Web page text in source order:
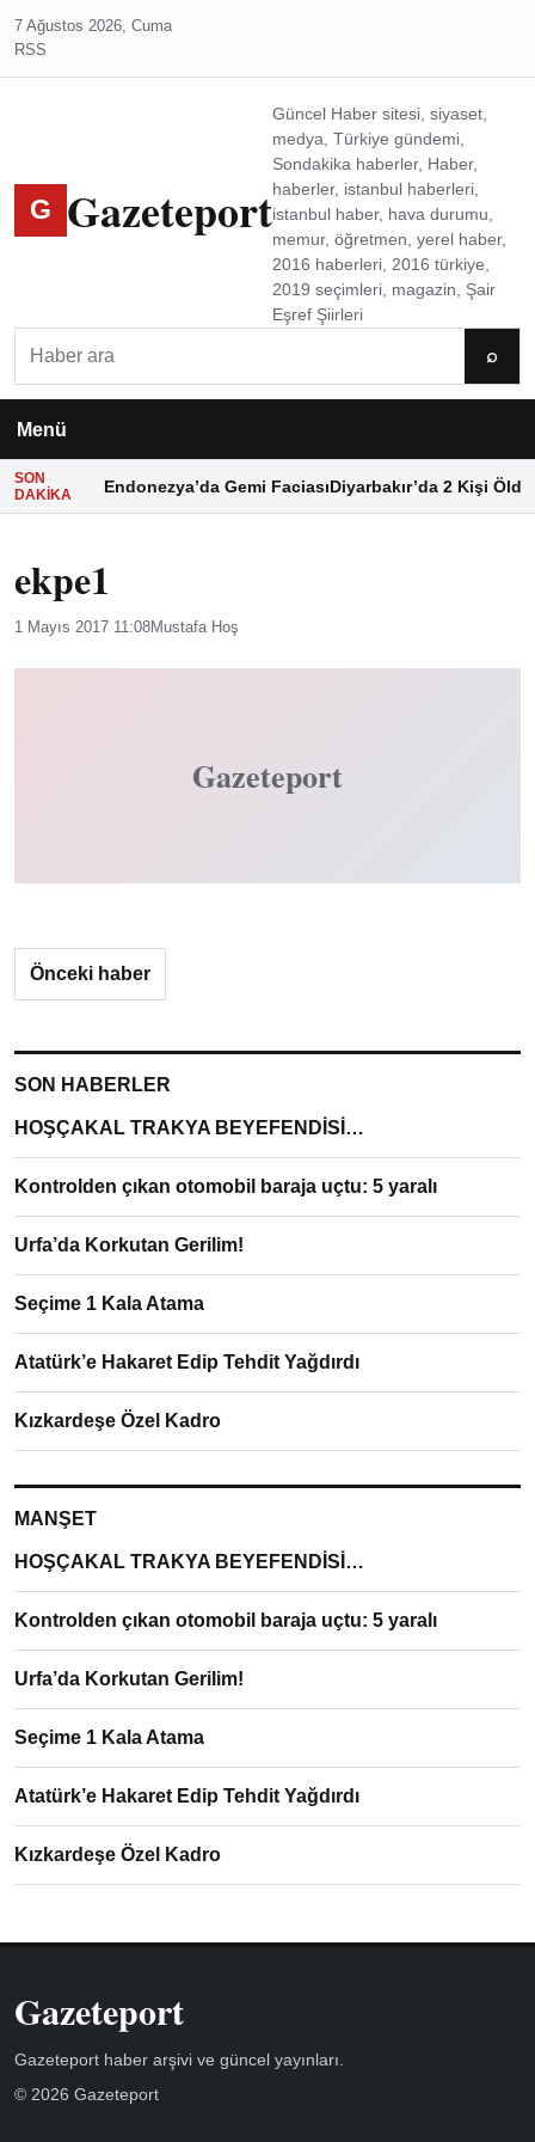
7 Ağustos 2026, Cuma
RSS
G Gazeteport
Güncel Haber sitesi, siyaset,
medya, Türkiye gündemi,
Sondakika haberler, Haber,
haberler, istanbul haberleri,
istanbul haber, hava durumu,
memur, öğretmen, yerel haber,
2016 haberleri, 2016 türkiye,
2019 seçimleri, magazin, Şair
Eşref Şiirleri
⌕
Menü
SON
DAKIKA
Endonezya’da Gemi FaciasıDiyarbakır’da 2 Kişi Öldü
ekpe1
1 Mayıs 2017 11:08Mustafa Hoş
Gazeteport
Önceki haber
SON HABERLER
HOŞÇAKAL TRAKYA BEYEFENDİSİ…
Kontrolden çıkan otomobil baraja uçtu: 5 yaralı
Urfa’da Korkutan Gerilim!
Seçime 1 Kala Atama
Atatürk’e Hakaret Edip Tehdit Yağdırdı
Kızkardeşe Özel Kadro
MANŞET
HOŞÇAKAL TRAKYA BEYEFENDİSİ…
Kontrolden çıkan otomobil baraja uçtu: 5 yaralı
Urfa’da Korkutan Gerilim!
Seçime 1 Kala Atama
Atatürk’e Hakaret Edip Tehdit Yağdırdı
Kızkardeşe Özel Kadro
Gazeteport
Gazeteport haber arşivi ve güncel yayınları.
© 2026 Gazeteport